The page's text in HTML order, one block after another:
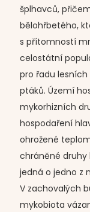
šplhavců,
bělohřbetého,
s přítomností
celostátní
pro řadu
ptáků. Území
mykorhizních
hospodaření
ohrožené
chráněné druhy
jedná o jedno z
V zachovalých
mykobiota